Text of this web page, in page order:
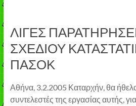
ΛΙΓΕΣ
ΣΧΕΔΙΟΥ
ΠΑΣΟΚ
Αθήνα, 3.2.2005 Καταρχήν, θα
συντελεστές της εργασίας αυτής,